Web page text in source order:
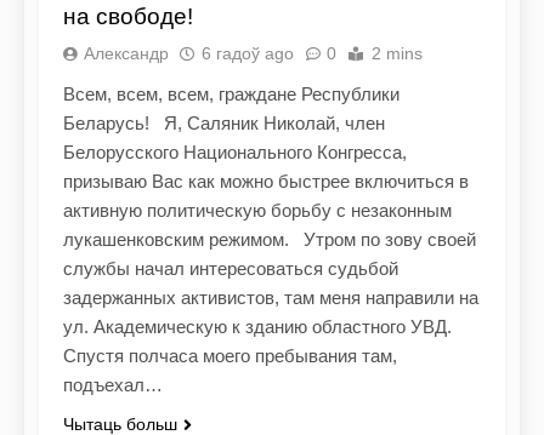
на свободе!
Александр 6 гадоў ago 0 2 mins
Всем, всем, всем, граждане Республики
Беларусь! Я, Саляник Николай, член
Белорусского Национального Конгресса,
призываю Вас как можно быстрее включиться в
активную политическую борьбу с незаконным
лукашенковским режимом. Утром по зову своей
службы начал интересоваться судьбой
задержанных активистов, там меня направили на
ул. Академическую к зданию областного УВД.
Спустя полчаса моего пребывания там,
подъехал…
Чытаць больш